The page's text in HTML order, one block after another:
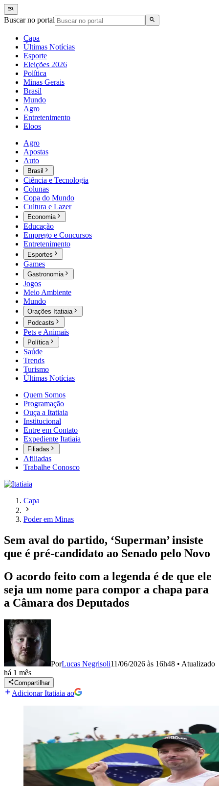
Buscar no portal
Capa
Últimas Notícias
Esporte
Eleições 2026
Política
Minas Gerais
Brasil
Mundo
Agro
Entretenimento
Eloos
Agro
Apostas
Auto
Brasil
Ciência e Tecnologia
Colunas
Copa do Mundo
Cultura e Lazer
Economia
Educação
Emprego e Concursos
Entretenimento
Esportes
Games
Gastronomia
Jogos
Meio Ambiente
Mundo
Orações Itatiaia
Podcasts
Pets e Animais
Política
Saúde
Trends
Turismo
Últimas Notícias
Quem Somos
Programação
Ouça a Itatiaia
Institucional
Entre em Contato
Expediente Itatiaia
Filiadas
Afiliadas
Trabalhe Conosco
Capa
Poder em Minas
Sem aval do partido, ‘Superman’ insiste
que é pré-candidato ao Senado pelo Novo
O acordo feito com a legenda é de que ele
seja um nome para compor a chapa para
a Câmara dos Deputados
PorLucas Negrisoli11/06/2026 às 16h48 • Atualizado
há 1 mês
Compartilhar
Adicionar Itatiaia ao